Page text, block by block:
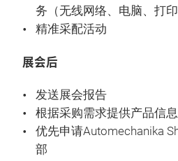
务（无线网络、电脑、打印
精准采配活动
展会后
发送展会报告
根据采购需求提供产品信息
优先申请Automechanika
部